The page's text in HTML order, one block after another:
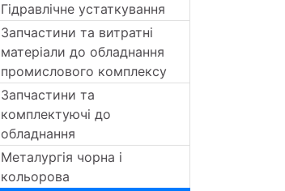
Гідравлічне устаткування
Запчастини та витратні
матеріали до обладнання
промислового комплексу
Запчастини та
комплектуючі до
обладнання
Металургія чорна і
кольорова